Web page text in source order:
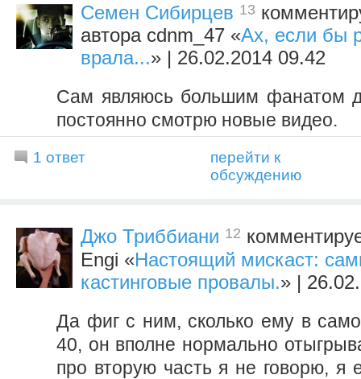
Семен Сибирцев 13
автора cdnm_47 «Ах, если бы
врала...» | 26.02.2014 09.42
Сам являюсь большим фанатом
постоянно смотрю новые видео.
1 ответ
перейти к
обсуждению
Джо Триббиани 12
Engi «Настоящий мискаст:
кастинговые провалы.» |
Да фиг с ним, сколько ему в
40, он вполне нормально
про вторую часть я не говорю, я